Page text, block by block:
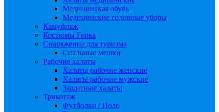
Медицинская обувь
Медицинские головные уборы
Камуфляж
Костюмы Горка
Снаряжение для туризма
Спальные мешки
Рабочие халаты
Халаты рабочие женские
Халаты рабочие мужские
Защитные халаты
Трикотаж
Футболки / Поло